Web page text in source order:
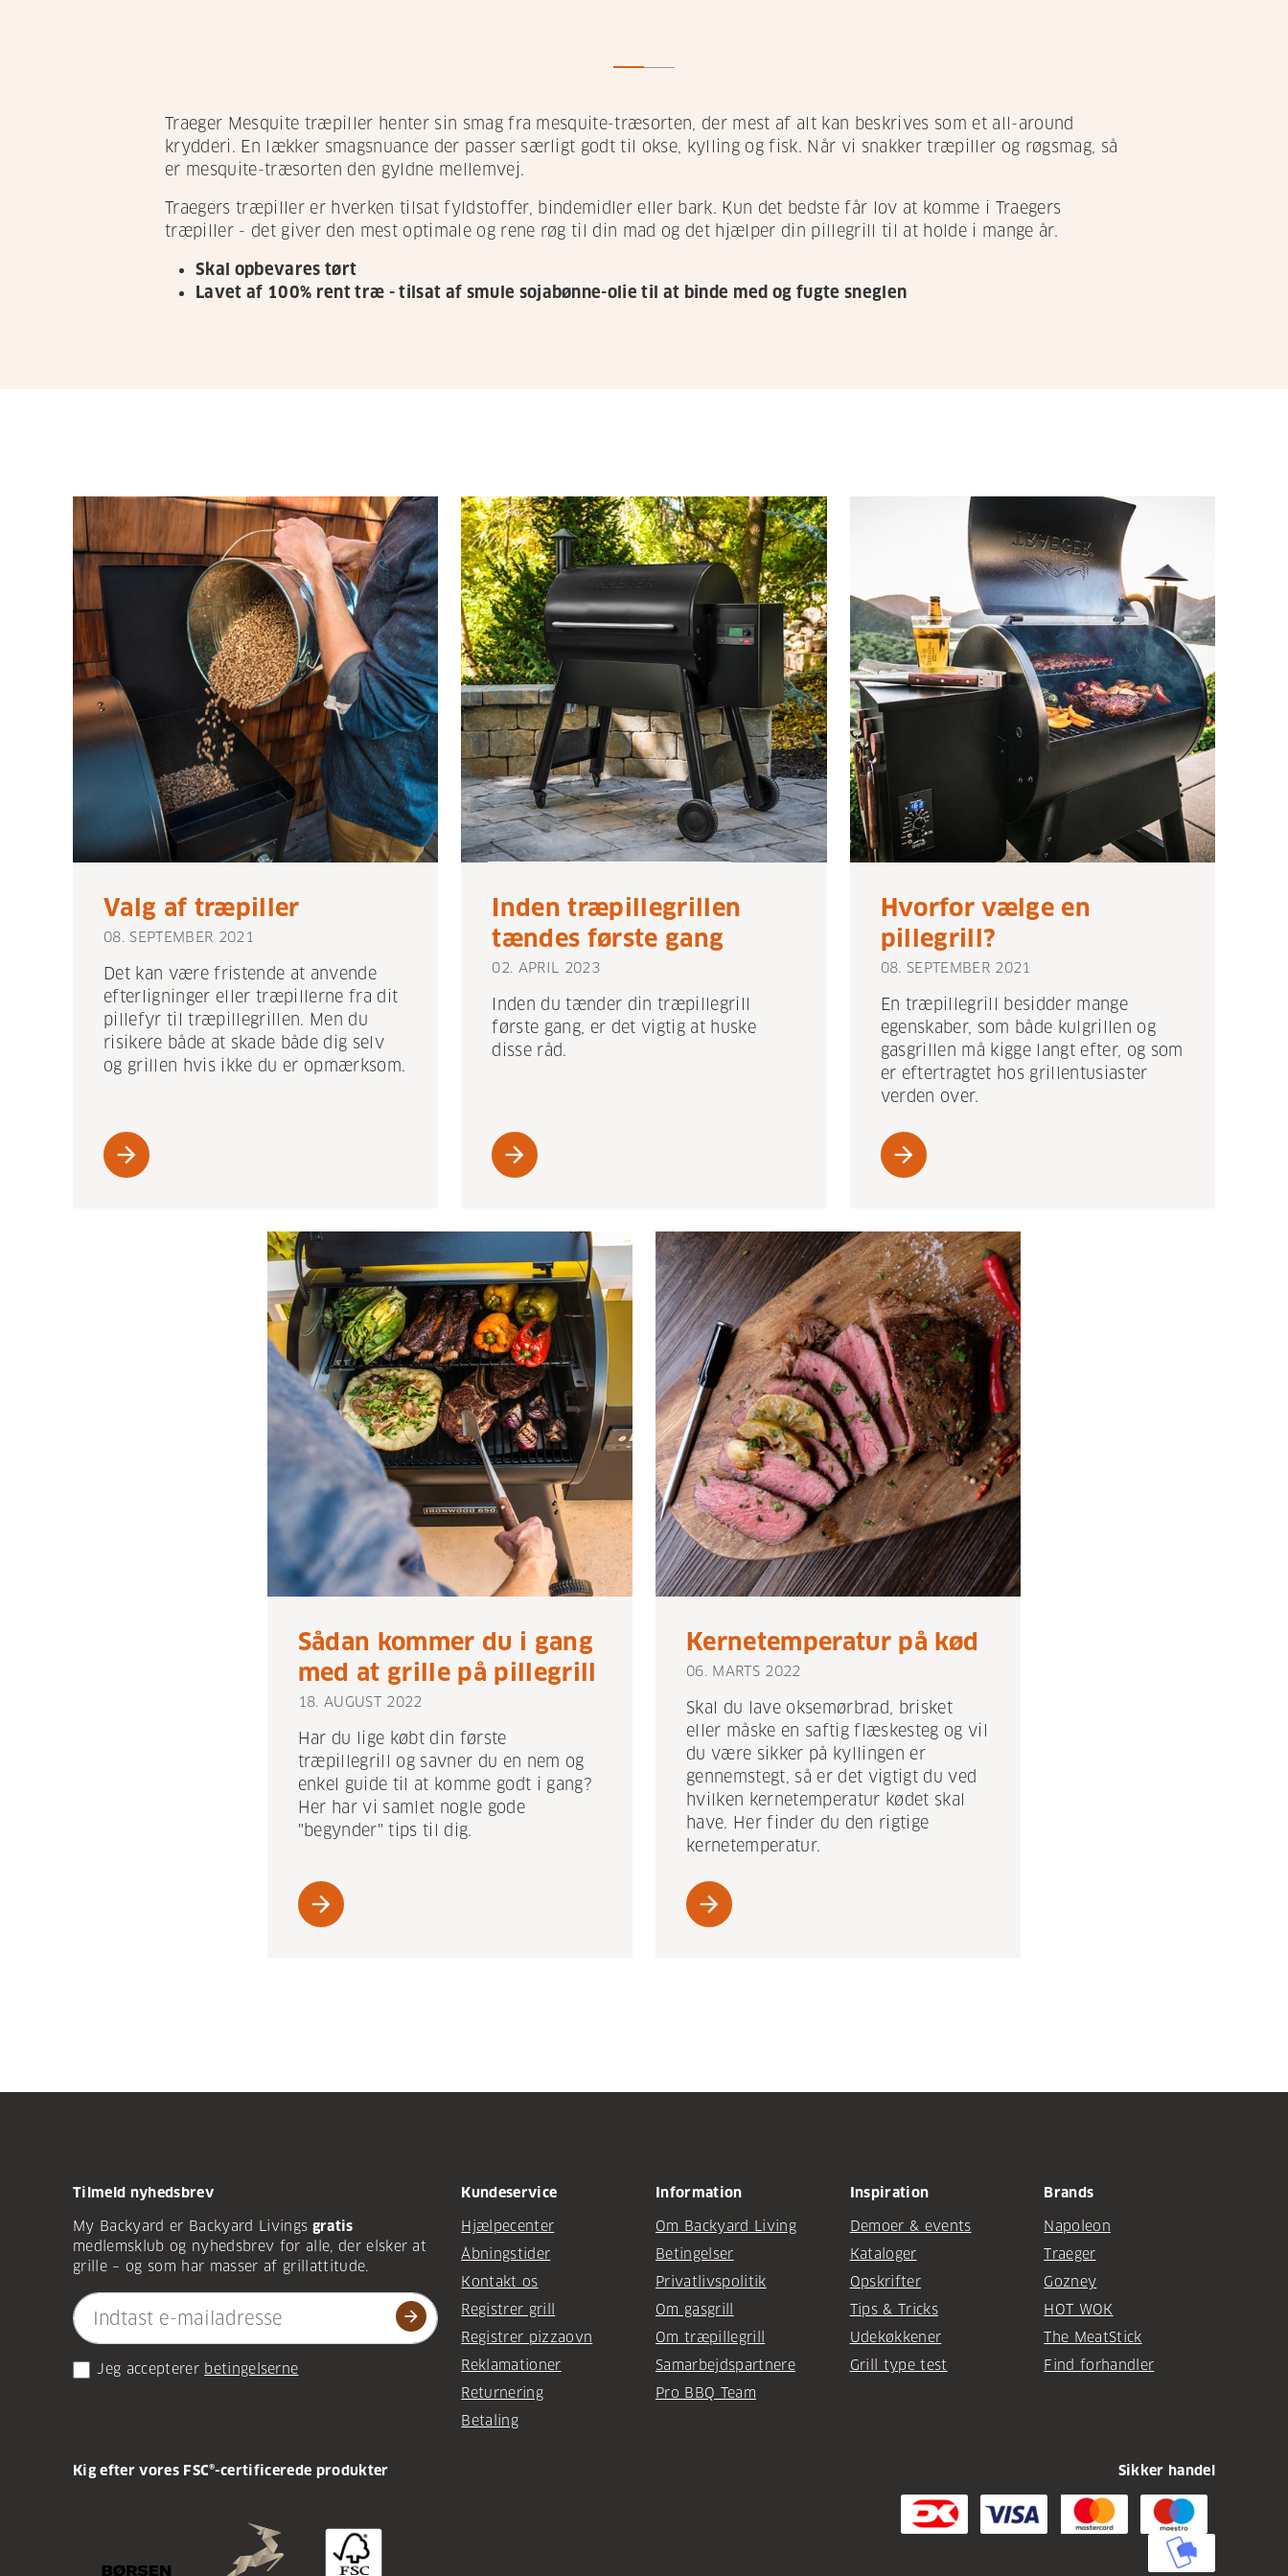
Traeger Mesquite træpiller henter sin smag fra mesquite-træsorten, der mest af alt kan beskrives som et all-around
krydderi. En lækker smagsnuance der passer særligt godt til okse, kylling og fisk. Når vi snakker træpiller og røgsmag, så
er mesquite-træsorten den gyldne mellemvej.
Traegers træpiller er hverken tilsat fyldstoffer, bindemidler eller bark. Kun det bedste får lov at komme i Traegers
træpiller - det giver den mest optimale og rene røg til din mad og det hjælper din pillegrill til at holde i mange år.
Skal opbevares tørt
Lavet af 100% rent træ - tilsat af smule sojabønne-olie til at binde med og fugte sneglen
Valg af træpiller
08. SEPTEMBER 2021
Det kan være fristende at anvende
efterligninger eller træpillerne fra dit
pillefyr til træpillegrillen. Men du
risikere både at skade både dig selv
og grillen hvis ikke du er opmærksom.
arrow_forward
Inden træpillegrillen
tændes første gang
02. APRIL 2023
Inden du tænder din træpillegrill
første gang, er det vigtig at huske
disse råd.
arrow_forward
Hvorfor vælge en
pillegrill?
08. SEPTEMBER 2021
En træpillegrill besidder mange
egenskaber, som både kulgrillen og
gasgrillen må kigge langt efter, og som
er eftertragtet hos grillentusiaster
verden over.
arrow_forward
Sådan kommer du i gang
med at grille på pillegrill
18. AUGUST 2022
Har du lige købt din første
træpillegrill og savner du en nem og
enkel guide til at komme godt i gang?
Her har vi samlet nogle gode
"begynder" tips til dig.
arrow_forward
Kernetemperatur på kød
06. MARTS 2022
Skal du lave oksemørbrad, brisket
eller måske en saftig flæskesteg og vil
du være sikker på kyllingen er
gennemstegt, så er det vigtigt du ved
hvilken kernetemperatur kødet skal
have. Her finder du den rigtige
kernetemperatur.
arrow_forward
Tilmeld nyhedsbrev
My Backyard er Backyard Livings gratis
medlemsklub og nyhedsbrev for alle, der elsker at
grille – og som har masser af grillattitude.
arrow_forward
Jeg accepterer betingelserne
Kundeservice
Hjælpecenter
Åbningstider
Kontakt os
Registrer grill
Registrer pizzaovn
Reklamationer
Returnering
Betaling
Information
Om Backyard Living
Betingelser
Privatlivspolitik
Om gasgrill
Om træpillegrill
Samarbejdspartnere
Pro BBQ Team
Inspiration
Demoer & events
Kataloger
Opskrifter
Tips & Tricks
Udekøkkener
Grill type test
Brands
Napoleon
Traeger
Gozney
HOT WOK
The MeatStick
Find forhandler
Kig efter vores FSC®-certificerede produkter Sikker handel